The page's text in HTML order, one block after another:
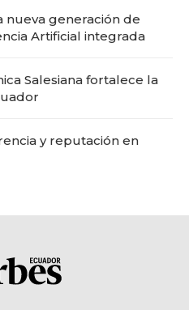
nueva generación de
Artificial integrada
Salesiana fortalece la
y reputación en